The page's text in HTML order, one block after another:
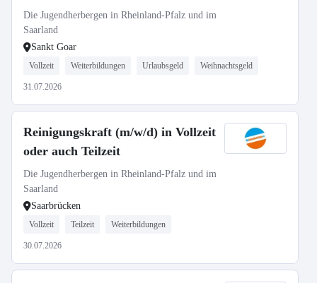
Die Jugendherbergen in Rheinland-Pfalz und im
Saarland
Sankt Goar
Vollzeit Weiterbildungen Urlaubsgeld Weihnachtsgeld
31.07.2026
Reinigungskraft (m/w/d) in Vollzeit
oder auch Teilzeit
Die Jugendherbergen in Rheinland-Pfalz und im
Saarland
Saarbrücken
Vollzeit Teilzeit Weiterbildungen
30.07.2026